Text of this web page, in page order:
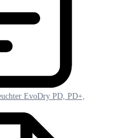
EvoDry PD, PD+,